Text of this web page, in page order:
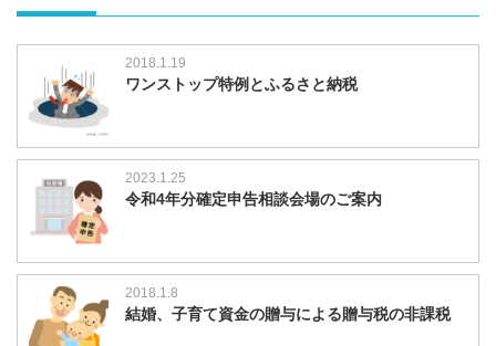
2018.1.19
ワンストップ特例とふるさと納税
2023.1.25
令和4年分確定申告相談会場のご案内
2018.1.8
結婚、子育て資金の贈与による贈与税の非課税